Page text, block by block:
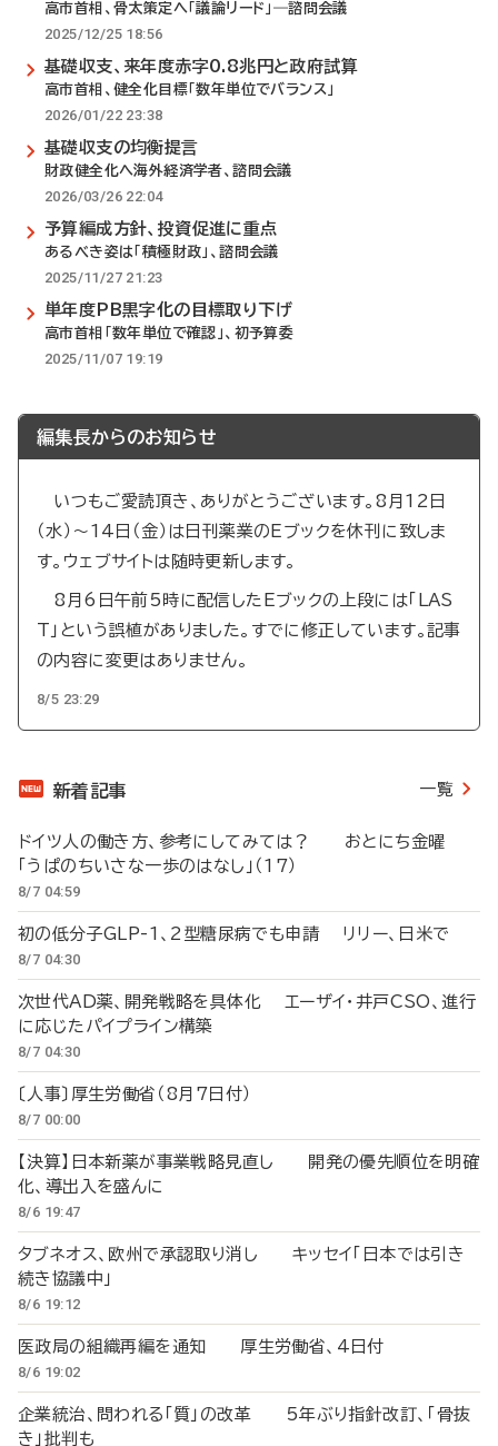
高市首相、骨太策定へ「議論リード」―諮問会議
2025/12/25 18:56
基礎収支、来年度赤字0.8兆円と政府試算
高市首相、健全化目標「数年単位でバランス」
2026/01/22 23:38
基礎収支の均衡提言
財政健全化へ海外経済学者、諮問会議
2026/03/26 22:04
予算編成方針、投資促進に重点
あるべき姿は「積極財政」、諮問会議
2025/11/27 21:23
単年度PB黒字化の目標取り下げ
高市首相「数年単位で確認」、初予算委
2025/11/07 19:19
編集長からのお知らせ
いつもご愛読頂き、ありがとうございます。8月12日
（水）～14日（金）は日刊薬業のEブックを休刊に致しま
す。ウェブサイトは随時更新します。
8月6日午前5時に配信したEブックの上段には「LAS
T」という誤植がありました。すでに修正しています。記事
の内容に変更はありません。
8/5 23:29
新着記事 一覧
ドイツ人の働き方、参考にしてみては？ おとにち金曜
「うぱのちいさな一歩のはなし」（17）
8/7 04:59
初の低分子GLP-1、2型糖尿病でも申請 リリー、日米で
8/7 04:30
次世代AD薬、開発戦略を具体化 エーザイ・井戸CSO、進行
に応じたパイプライン構築
8/7 04:30
〔人事〕厚生労働省（8月7日付）
8/7 00:00
【決算】日本新薬が事業戦略見直し 開発の優先順位を明確
化、導出入を盛んに
8/6 19:47
タブネオス、欧州で承認取り消し キッセイ「日本では引き
続き協議中」
8/6 19:12
医政局の組織再編を通知 厚生労働省、4日付
8/6 19:02
企業統治、問われる「質」の改革 5年ぶり指針改訂、「骨抜
き」批判も